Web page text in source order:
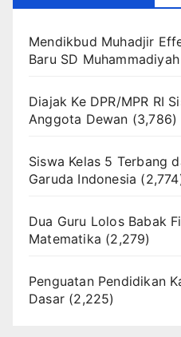
Mendikbud Muhadjir
Baru SD
Diajak Ke DPR/MPR RI
Anggota Dewan (3,786)
Siswa Kelas 5 Terbang
Garuda Indonesia
Dua Guru Lolos Babak
Matematika (2,279)
Penguatan Pendidikan
Dasar (2,225)